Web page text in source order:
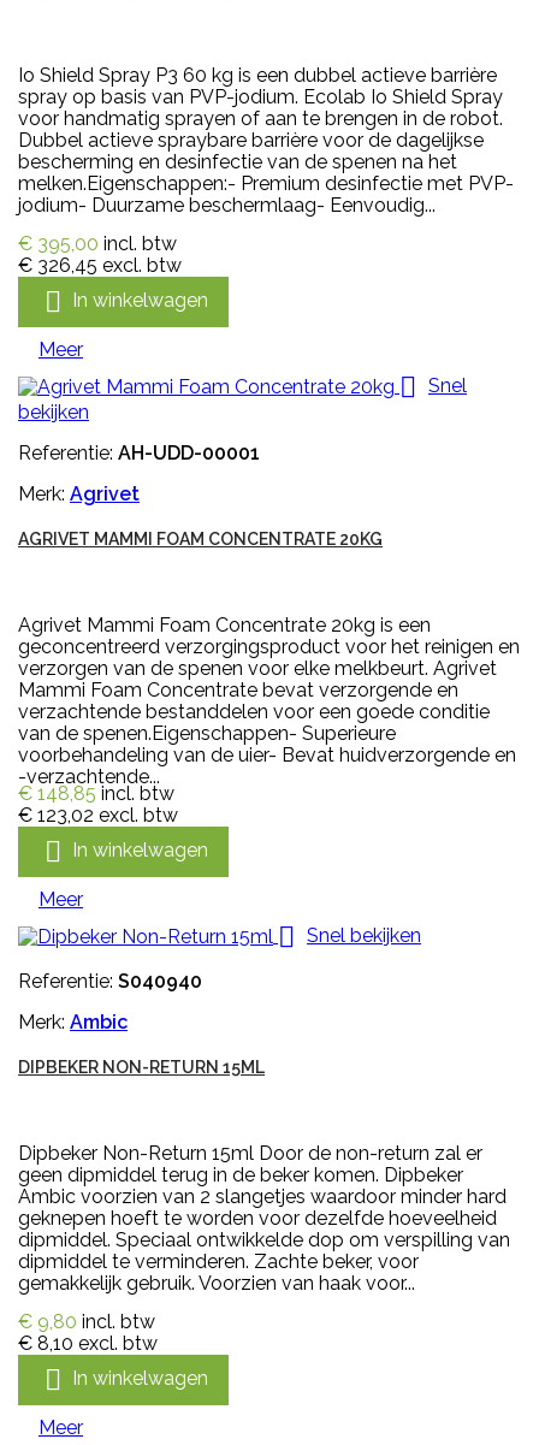
Io Shield Spray P3 60 kg is een dubbel actieve barrière
spray op basis van PVP-jodium. Ecolab Io Shield Spray
voor handmatig sprayen of aan te brengen in de robot.
Dubbel actieve spraybare barrière voor de dagelijkse
bescherming en desinfectie van de spenen na het
melken.Eigenschappen:- Premium desinfectie met PVP-
jodium- Duurzame beschermlaag- Eenvoudig...
€ 395,00 incl. btw
€ 326,45 excl. btw
 In winkelwagen
Meer
 Snel
bekijken
Referentie: AH-UDD-00001
Merk: Agrivet
AGRIVET MAMMI FOAM CONCENTRATE 20KG
Agrivet Mammi Foam Concentrate 20kg is een
geconcentreerd verzorgingsproduct voor het reinigen en
verzorgen van de spenen voor elke melkbeurt. Agrivet
Mammi Foam Concentrate bevat verzorgende en
verzachtende bestanddelen voor een goede conditie
van de spenen.Eigenschappen- Superieure
voorbehandeling van de uier- Bevat huidverzorgende en
-verzachtende...
€ 148,85 incl. btw
€ 123,02 excl. btw
 In winkelwagen
Meer
 Snel bekijken
Referentie: S040940
Merk: Ambic
DIPBEKER NON-RETURN 15ML
Dipbeker Non-Return 15ml Door de non-return zal er
geen dipmiddel terug in de beker komen. Dipbeker
Ambic voorzien van 2 slangetjes waardoor minder hard
geknepen hoeft te worden voor dezelfde hoeveelheid
dipmiddel. Speciaal ontwikkelde dop om verspilling van
dipmiddel te verminderen. Zachte beker, voor
gemakkelijk gebruik. Voorzien van haak voor...
€ 9,80 incl. btw
€ 8,10 excl. btw
 In winkelwagen
Meer